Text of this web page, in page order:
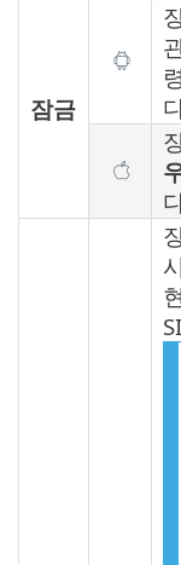
잠금